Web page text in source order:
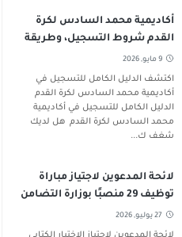
أكاديمية محمد السادس لكرة
القدم شروط التسجيل، وطريقة
الانخراط
9 مايو, 2026
اكتشف الدليل الكامل للتسجيل في
أكاديمية محمد السادس لكرة القدم
الدليل الكامل للتسجيل في أكاديمية
محمد السادس لكرة القدم هل لديك
شغف ك...
لائحة المدعوين لاجتياز مباراة
توظيف 29 منصبًا بوزارة التضامن
والإدماج الاجتماعي والأسرة 2026
27 يوليو, 2026